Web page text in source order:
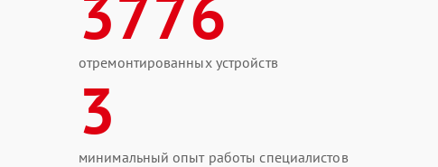
отремонтированных устройств
3
минимальный опыт работы специалистов